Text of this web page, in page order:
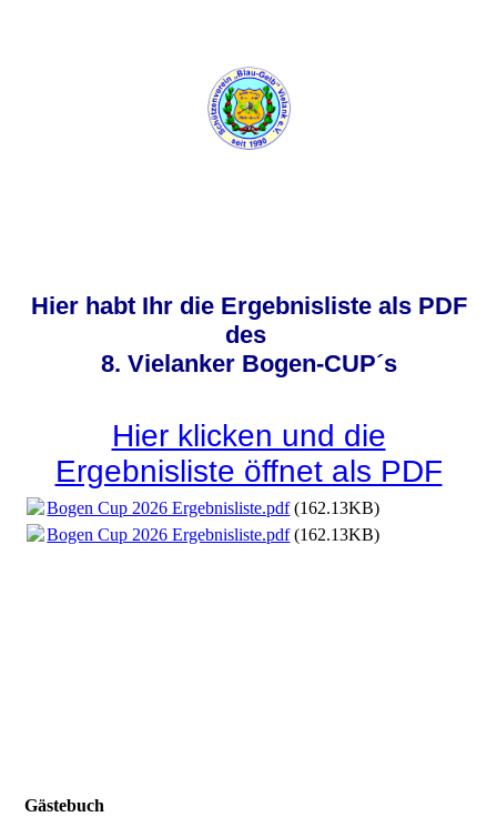
Hier habt Ihr die Ergebnisliste als PDF
des
8. Vielanker Bogen-CUP´s
Hier klicken und die
Ergebnisliste öffnet als PDF
Bogen Cup 2026 Ergebnisliste.pdf(162.13KB)
Bogen Cup 2026 Ergebnisliste.pdf(162.13KB)
Gästebuch